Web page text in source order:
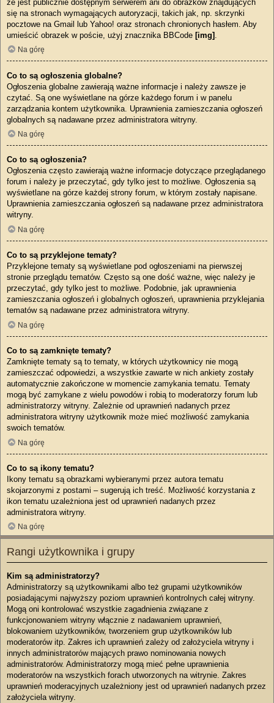
że jest publicznie dostępnym serwerem ani do obrazków znajdujących
się na stronach wymagających autoryzacji, takich jak, np. skrzynki
pocztowe na Gmail lub Yahoo! oraz stronach chronionych hasłem. Aby
umieścić obrazek w poście, użyj znacznika BBCode [img]
Na górę
Co to są ogłoszenia globalne?
Ogłoszenia globalne zawierają ważne informacje i należy zawsze je
czytać. Są one wyświetlane na górze każdego forum i w panelu
zarządzania kontem użytkownika. Uprawnienia zamieszczania ogłoszeń
globalnych są nadawane przez administratora witryny.
Na górę
Co to są ogłoszenia?
Ogłoszenia często zawierają ważne informacje dotyczące przeglądanego
forum i należy je przeczytać, gdy tylko jest to możliwe. Ogłoszenia są
wyświetlane na górze każdej strony forum, w którym zostały napisane.
Uprawnienia zamieszczania ogłoszeń są nadawane przez administratora
witryny.
Na górę
Co to są przyklejone tematy?
Przyklejone tematy są wyświetlane pod ogłoszeniami na pierwszej
stronie przeglądu tematów. Często są one dość ważne, więc należy je
przeczytać, gdy tylko jest to możliwe. Podobnie, jak uprawnienia
zamieszczania ogłoszeń i globalnych ogłoszeń, uprawnienia przyklejania
tematów są nadawane przez administratora witryny.
Na górę
Co to są zamknięte tematy?
Zamknięte tematy są to tematy, w których użytkownicy nie mogą
zamieszczać odpowiedzi, a wszystkie zawarte w nich ankiety zostały
automatycznie zakończone w momencie zamykania tematu. Tematy
mogą być zamykane z wielu powodów i robią to moderatorzy forum lub
administratorzy witryny. Zależnie od uprawnień nadanych przez
administratora witryny użytkownik może mieć możliwość zamykania
swoich tematów.
Na górę
Co to są ikony tematu?
Ikony tematu są obrazkami wybieranymi przez autora tematu
skojarzonymi z postami – sugerują ich treść. Możliwość korzystania z
ikon tematu uzależniona jest od uprawnień nadanych przez
administratora witryny.
Na górę
Rangi użytkownika i grupy
Kim są administratorzy?
Administratorzy są użytkownikami albo też grupami użytkowników
posiadającymi najwyższy poziom uprawnień kontrolnych całej witryny.
Mogą oni kontrolować wszystkie zagadnienia związane z
funkcjonowaniem witryny włącznie z nadawaniem uprawnień,
blokowaniem użytkowników, tworzeniem grup użytkowników lub
moderatorów itp. Zakres ich uprawnień zależy od założyciela witryny i
innych administratorów mających prawo nominowania nowych
administratorów. Administratorzy mogą mieć pełne uprawnienia
moderatorów na wszystkich forach utworzonych na witrynie. Zakres
uprawnień moderacyjnych uzależniony jest od uprawnień nadanych przez
założyciela witryny.